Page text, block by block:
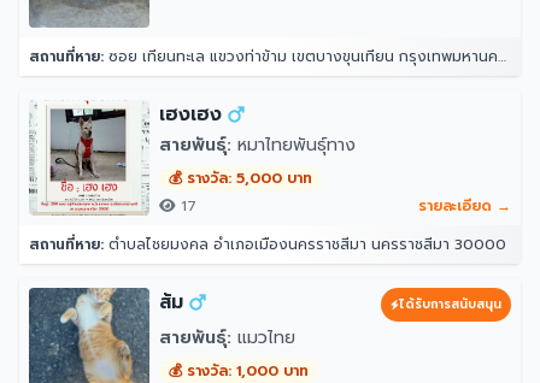
สถานที่หาย: ซอย เทียนทะเล แขวงท่าข้าม เขตบางขุนเทียน กรุงเทพมหานคร 10150
เฮงเฮง
สายพันธุ์: หมาไทยพันธุ์ทาง
💰 รางวัล: 5,000 บาท
17
รายละเอียด →
สถานที่หาย: ตำบลไชยมงคล อำเภอเมืองนครราชสีมา นครราชสีมา 30000
ส้ม ได้รับการสนับสนุน
สายพันธุ์: แมวไทย
💰 รางวัล: 1,000 บาท